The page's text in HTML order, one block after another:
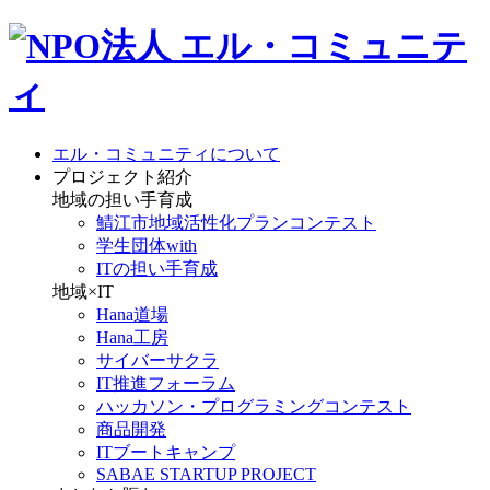
エル・コミュニティについて
プロジェクト紹介
地域の担い手育成
鯖江市地域活性化プランコンテスト
学生団体with
ITの担い手育成
地域×IT
Hana道場
Hana工房
サイバーサクラ
IT推進フォーラム
ハッカソン・プログラミングコンテスト
商品開発
ITブートキャンプ
SABAE STARTUP PROJECT